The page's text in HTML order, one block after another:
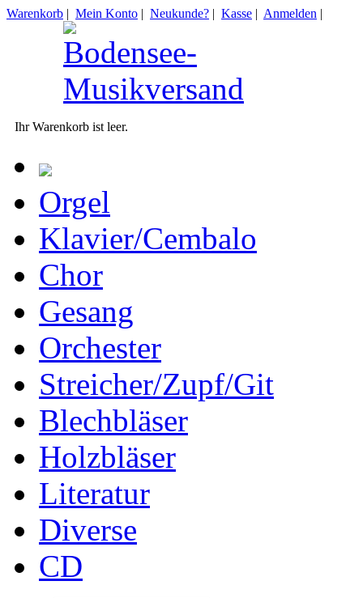
Warenkorb | Mein Konto | Neukunde? | Kasse | Anmelden |
Ihr Warenkorb ist leer.
Orgel
Klavier/Cembalo
Chor
Gesang
Orchester
Streicher/Zupf/Git
Blechbläser
Holzbläser
Literatur
Diverse
CD